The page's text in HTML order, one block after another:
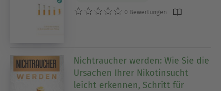
0 Bewertungen
Nichtraucher werden: Wie Sie die
Ursachen Ihrer Nikotinsucht
leicht erkennen, Schritt für